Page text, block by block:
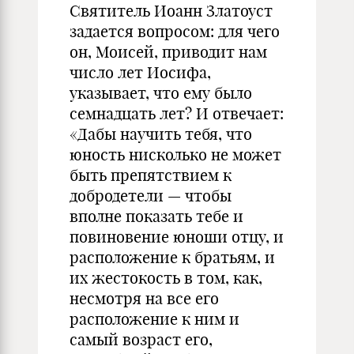
Святитель Иоанн Златоуст
задается вопросом: для чего
он, Моисей, приводит нам
число лет Иосифа,
указывает, что ему было
семнадцать лет? И отвечает:
«Дабы научить тебя, что
юность нисколько не может
быть препятствием к
добродетели — чтобы
вполне показать тебе и
повиновение юноши отцу, и
расположение к братьям, и
их жестокость в том, как,
несмотря на все его
расположение к ним и
самый возраст его,